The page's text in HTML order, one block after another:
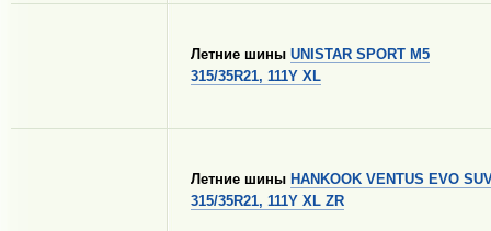
Летние шины UNISTAR SPORT M5
315/35R21, 111Y XL
Летние шины HANKOOK VENTUS EVO
315/35R21, 111Y XL ZR